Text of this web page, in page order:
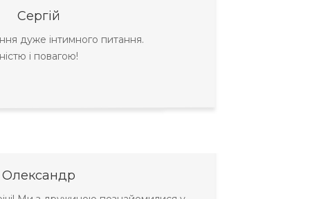
Сергій
дуже інтимного питання.
і повагою!
Олександр